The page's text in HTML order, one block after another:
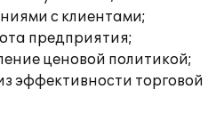
с клиентами;
предприятия;
ценовой политикой;
эффективности торговой